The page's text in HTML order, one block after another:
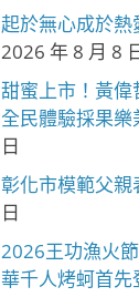
起於無心成於
2026 年 8 月 8
甜蜜上市！黃
全民體驗採果樂
日
彰化市模範父親
日
2026王功漁火
華千人烤蚵首先